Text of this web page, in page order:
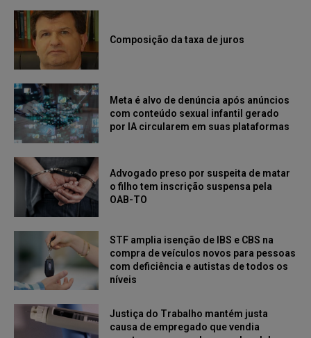
Composição da taxa de juros
Meta é alvo de denúncia após anúncios
com conteúdo sexual infantil gerado
por IA circularem em suas plataformas
Advogado preso por suspeita de matar
o filho tem inscrição suspensa pela
OAB-TO
STF amplia isenção de IBS e CBS na
compra de veículos novos para pessoas
com deficiência e autistas de todos os
níveis
Justiça do Trabalho mantém justa
causa de empregado que vendia